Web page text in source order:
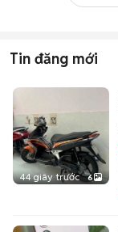
Tin đăng mới
44 giây trước 6